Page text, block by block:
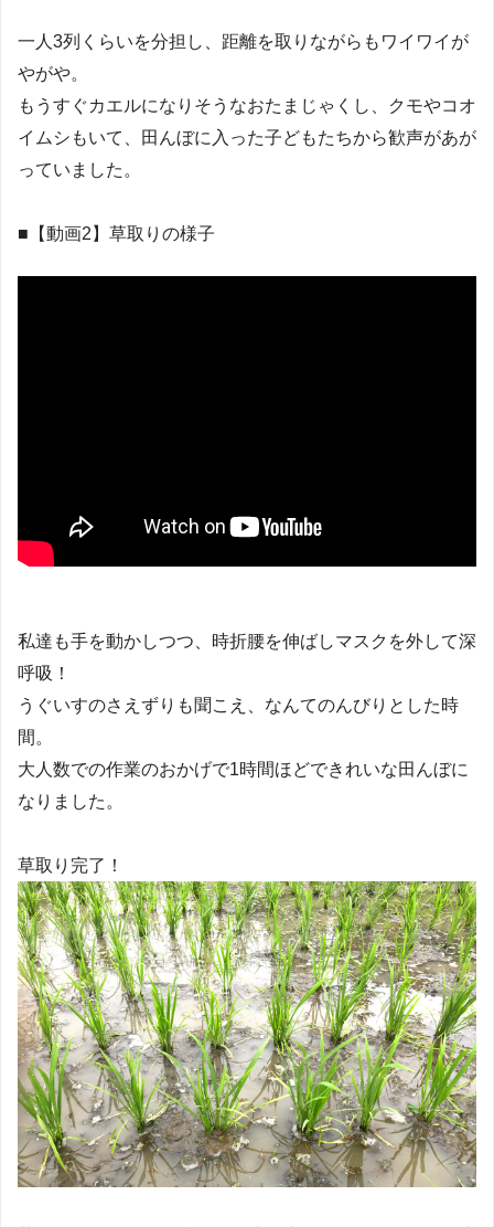
一人3列くらいを分担し、距離を取りながらもワイワイが
やがや。
もうすぐカエルになりそうなおたまじゃくし、クモやコオ
イムシもいて、田んぼに入った子どもたちから歓声があが
っていました。
■【動画2】草取りの様子
私達も手を動かしつつ、時折腰を伸ばしマスクを外して深
呼吸！
うぐいすのさえずりも聞こえ、なんてのんびりとした時
間。
大人数での作業のおかげで1時間ほどできれいな田んぼに
なりました。
草取り完了！